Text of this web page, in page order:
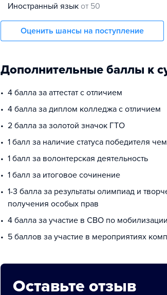
иностранный язык от 50
Оценить шансы на поступление
Дополнительные баллы к
4 балла за аттестат с отличием
4 балла за диплом колледжа с отличием
2 балла за золотой значок ГТО
1 балл за наличие статуса победителя
1 балл за волонтерская деятельность
1 балл за итоговое сочинение
1-3 балла за результаты олимпиад и
получения особых прав
4 балла за участие в СВО по
5 баллов за участие в мероприятиях
Оставьте отзыв